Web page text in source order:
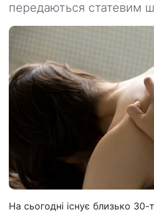
передаються статевим
На сьогодні існує близько 30-